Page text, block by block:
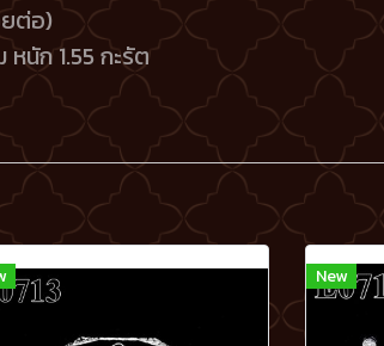
ต่อ)
นัก 1.55 กะรัต
New